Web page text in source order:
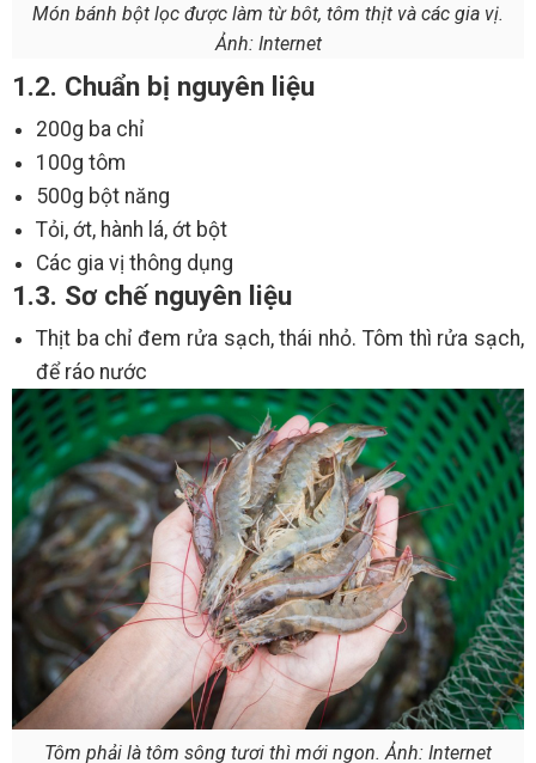
Món bánh bột lọc được làm từ bôt, tôm thịt và các gia vị.
Ảnh: Internet
1.2. Chuẩn bị nguyên liệu
200g ba chỉ
100g tôm
500g bột năng
Tỏi, ớt, hành lá, ớt bột
Các gia vị thông dụng
1.3. Sơ chế nguyên liệu
Thịt ba chỉ đem rửa sạch, thái nhỏ. Tôm thì rửa sạch,
để ráo nước
Tôm phải là tôm sông tươi thì mới ngon. Ảnh: Internet